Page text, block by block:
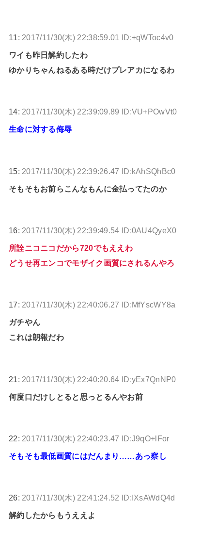
11: 2017/11/30(木) 22:38:59.01 ID:+qWToc4v0
ワイも昨日解約したわ
ゆかりちゃんねるある時だけプレアカになるわ
14: 2017/11/30(木) 22:39:09.89 ID:VU+POwVt0
生命に対する侮辱
15: 2017/11/30(木) 22:39:26.47 ID:kAhSQhBc0
そもそもお前らこんなもんに金払ってたのか
16: 2017/11/30(木) 22:39:49.54 ID:0AU4QyeX0
所詮ニコニコだから720でもええわ
どうせ再エンコでモザイク画質にされるんやろ
17: 2017/11/30(木) 22:40:06.27 ID:MfYscWY8a
ガチやん
これは朗報だわ
21: 2017/11/30(木) 22:40:20.64 ID:yEx7QnNP0
何度口だけしとると思っとるんやお前
22: 2017/11/30(木) 22:40:23.47 ID:J9qO+lFor
そもそも最低画質にはだんまり……あっ察し
26: 2017/11/30(木) 22:41:24.52 ID:IXsAWdQ4d
解約したからもうええよ